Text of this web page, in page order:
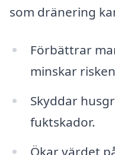
som dränering
Förbättrar
minskar
Skyddar
fuktskador.
Ökar värdet